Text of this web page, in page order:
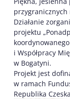
przygranicznych
Działanie
projektu
i Współpracy
w Bogatyni.
Projekt jest
w ramach
Republika